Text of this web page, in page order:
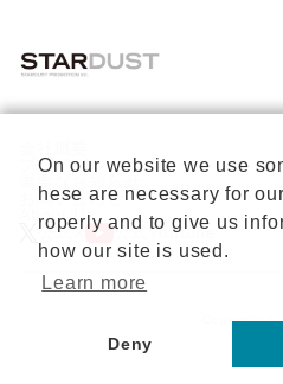
プライバシーポリシー
お問い合わせ
About Us
公式X
公式Youtube
Copyright ©
On our website we use
hese are necessary for
roperly and to give us
how our site is used.
Learn more
Deny